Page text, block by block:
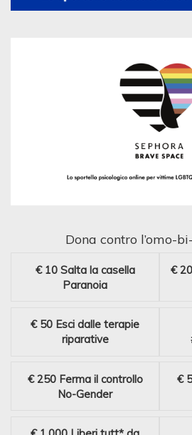
Dona contro l’omo-
€ 10 Salta la casella
Paranoia
€ 20
€ 50 Esci dalle terapie
riparative
€ 250 Ferma il controllo
No-Gender
€